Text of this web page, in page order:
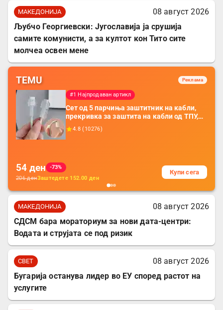
МАКЕДОНИЈА
08 август 2026
Љубчо Георгиевски: Југославија ја срушија
самите комунисти, а за култот кон Тито сите
молчеа освен мене
TEMU Реклама
#1 Најпродаван артикл
Сет од 5 парчиња заштитник на кабли,
прекривка за заштита на кабли од ТПУ,
додатоци за заштита на кабли, без
батерија, за мобилни телефони, комплет
4.8 (10276)
54 ден
-73%
206денЗаштедете 152.00 ден
Купи сега
МАКЕДОНИЈА
08 август 2026
СДСМ бара мораториум за нови дата-центри:
Водата и струјата се под ризик
СВЕТ
08 август 2026
Бугарија останува лидер во ЕУ според растот на
услугите